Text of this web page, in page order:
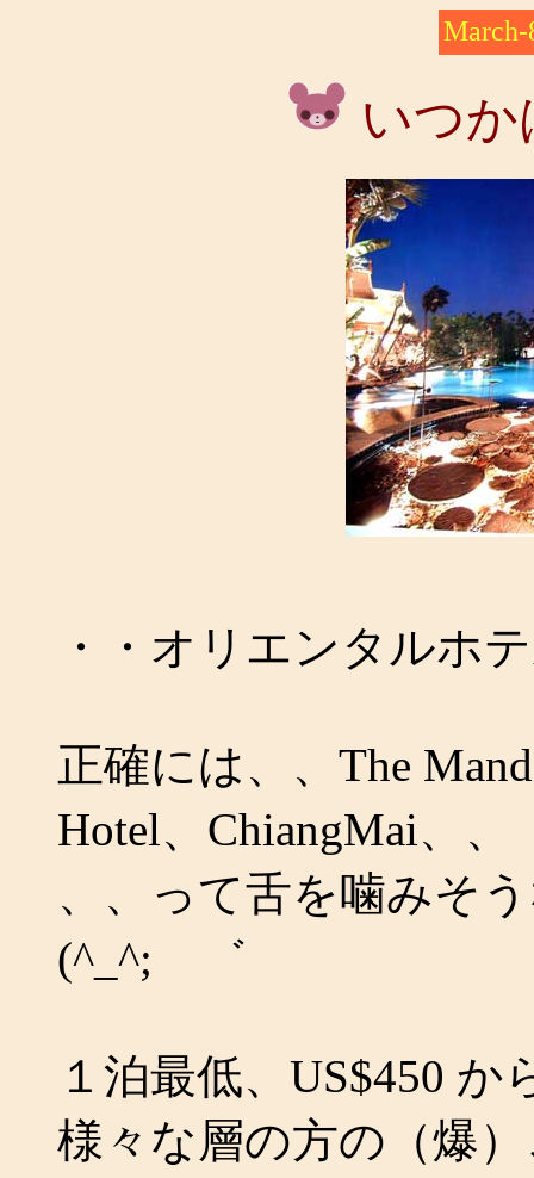
March-
いつか
・・オリエンタルホ
正確には、、The
Hotel、ChiangMai、、
、、って舌を噛みそ
(^_^;ゝ゛
１泊最低、US$450
様々な層の方の（爆